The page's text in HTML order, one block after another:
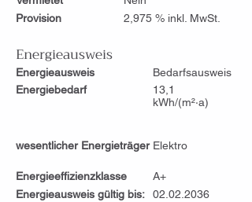
Provision
2,975 % inkl. MwSt.
Energieausweis
Energieausweis
Bedarfsausweis
Energiebedarf
13,1
kWh/(m²·a)
wesentlicher Energieträger Elektro
Energieeffizienzklasse
A+
Energieausweis gültig bis:
02.02.2036